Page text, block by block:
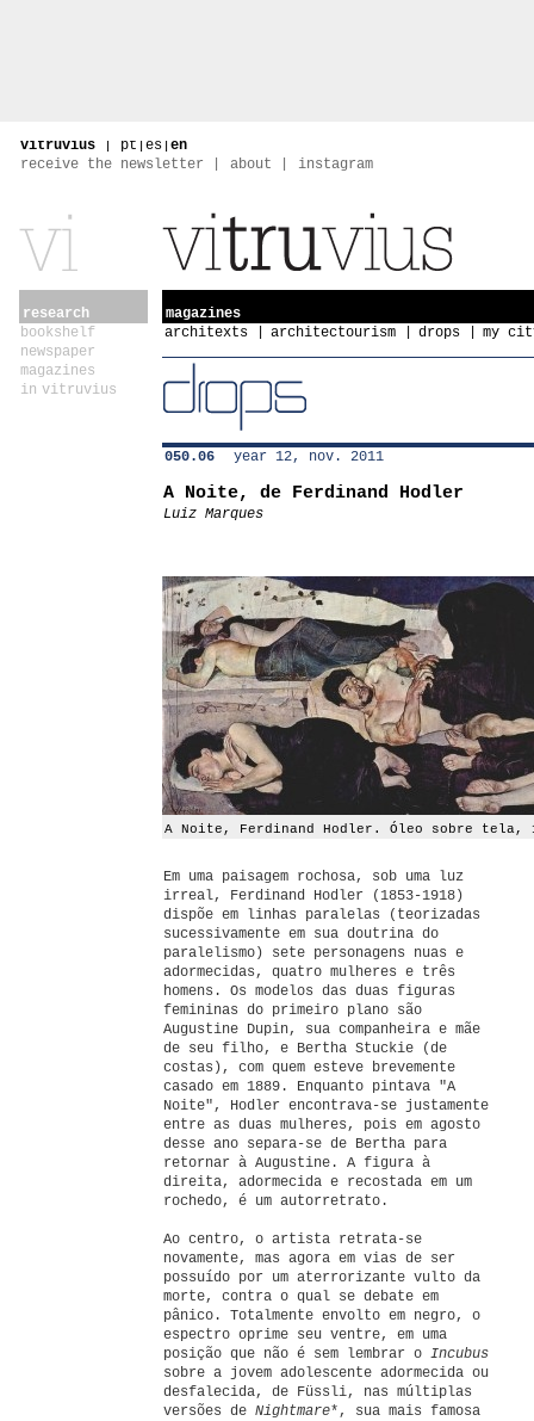
vitruvius | pt | es | en
receive the newsletter
about instagram
research
bookshelf
newspaper
magazines
in vitruvius
magazines
architexts
architectourism drops my
050.06 year 12, nov. 2011
A Noite, de Ferdinand Hodler
Luiz Marques
A Noite, Ferdinand Hodler. Óleo sobre tela,
Em uma paisagem rochosa, sob uma luz
irreal, Ferdinand Hodler (1853-1918)
dispõe em linhas paralelas (teorizadas
sucessivamente em sua doutrina do
paralelismo) sete personagens nuas e
adormecidas, quatro mulheres e três
homens. Os modelos das duas figuras
femininas do primeiro plano são
Augustine Dupin, sua companheira e mãe
de seu filho, e Bertha Stuckie (de
costas), com quem esteve brevemente
casado em 1889. Enquanto pintava "A
Noite", Hodler encontrava-se justamente
entre as duas mulheres, pois em agosto
desse ano separa-se de Bertha para
retornar à Augustine. A figura à
direita, adormecida e recostada em um
rochedo, é um autorretrato.
Ao centro, o artista retrata-se
novamente, mas agora em vias de ser
possuído por um aterrorizante vulto da
morte, contra o qual se debate em
pânico. Totalmente envolto em negro, o
espectro oprime seu ventre, em uma
posição que não é sem lembrar o Incubus
sobre a jovem adolescente adormecida ou
desfalecida, de Füssli, nas múltiplas
versões de Nightmare*, sua mais famosa